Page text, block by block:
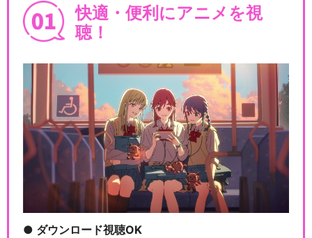
快適・便利にアニメを視
聴！
ダウンロード視聴OK